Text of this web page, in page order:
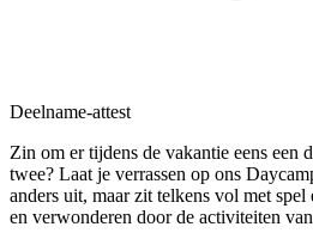
Deelname-attest
Zin om er tijdens de vakantie eens een
twee? Laat je verrassen op ons
anders uit, maar zit telkens vol met spel
en verwonderen door de activiteiten